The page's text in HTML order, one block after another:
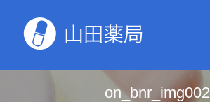
on_bnr_img002